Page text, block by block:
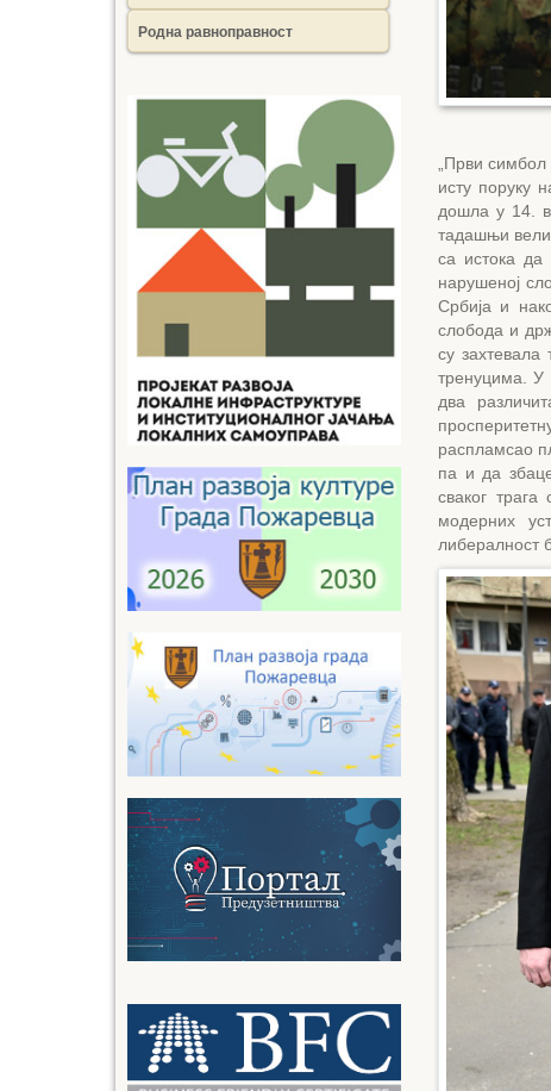
Родна равноправност
„Први симбол
исту поруку
дошла у 14.
тадашњи
са истока
нарушеној
Србија и
слобода и
су
тренуцима.
два
распламсао
па и да
сваког трага
модерних
либералност